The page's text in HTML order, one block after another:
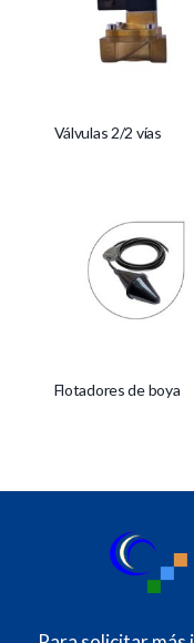
Válvulas 2/2 vías
Flotadores de boya